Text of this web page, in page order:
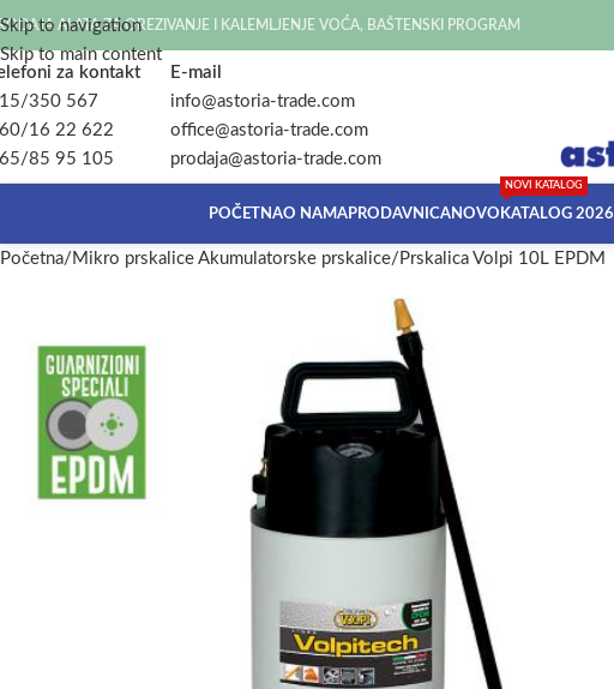
Skip to navigation
Skip to main content
ALATA ZA OREZIVANJE I KALEMLJENJE VOĆA, BAŠTENSKI PROGRAM
za kontakt
350 567
16 22 622
85 95 105
E-mail
info@astoria-trade.com
office@astoria-trade.com
prodaja@astoria-trade.com
POČETNAO NAMAPRODAVNICANOVO KATALOG 2026
NOVI KATALOG
Početna Mikro prskalice Akumulatorske prskalice Prskalica Volpi 10L EPDM